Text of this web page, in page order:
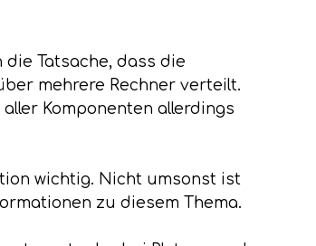
Tatsache, dass die
mehrere Rechner verteilt.
Komponenten allerdings
wichtig. Nicht umsonst ist
zu diesem Thema.